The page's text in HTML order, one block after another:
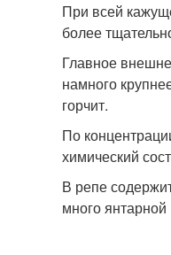
При всей
более
Главное
намного
горчит.
По
химический
В репе
много